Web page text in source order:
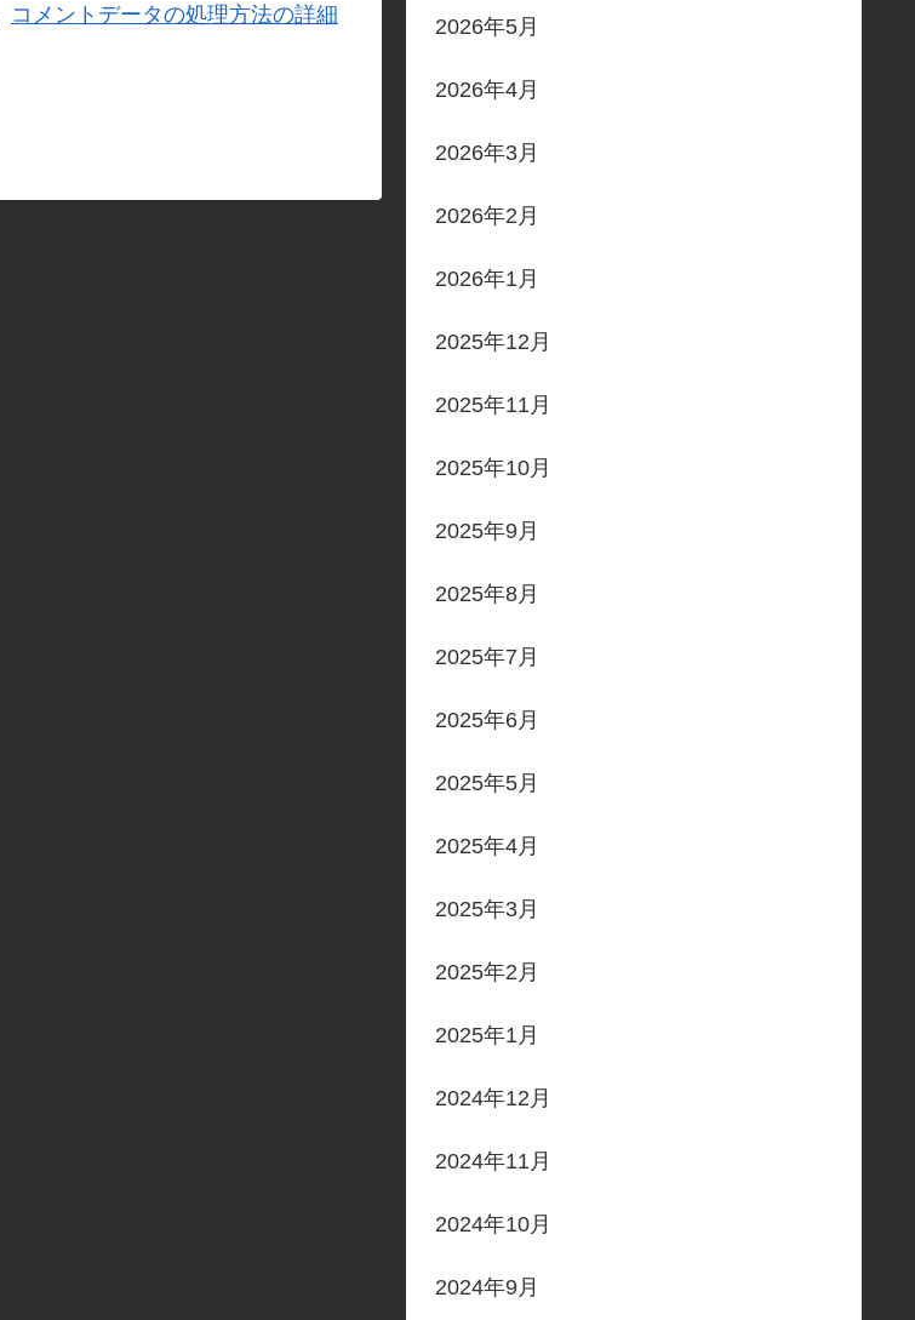
コメントデータの処理方法の詳細
2026年5月
2026年4月
2026年3月
2026年2月
2026年1月
2025年12月
2025年11月
2025年10月
2025年9月
2025年8月
2025年7月
2025年6月
2025年5月
2025年4月
2025年3月
2025年2月
2025年1月
2024年12月
2024年11月
2024年10月
2024年9月